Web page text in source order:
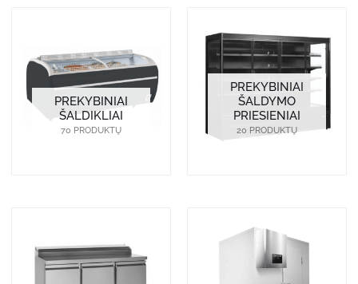
PREKYBINIAI
ŠALDIKLIAI
70 PRODUKTŲ
PREKYBINIAI
ŠALDYMO
PRIESIENIAI
20 PRODUKTŲ